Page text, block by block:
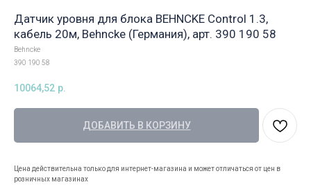
Датчик уровня для блока BEHNCKE Control 1.3,
кабель 20м, Behncke (Германия), арт. 390 190 58
Behncke
390 190 58
10064,52 р.
ДОБАВИТЬ В КОРЗИНУ
Цена действительна только для интернет-магазина и может отличаться от цен в
розничных магазинах